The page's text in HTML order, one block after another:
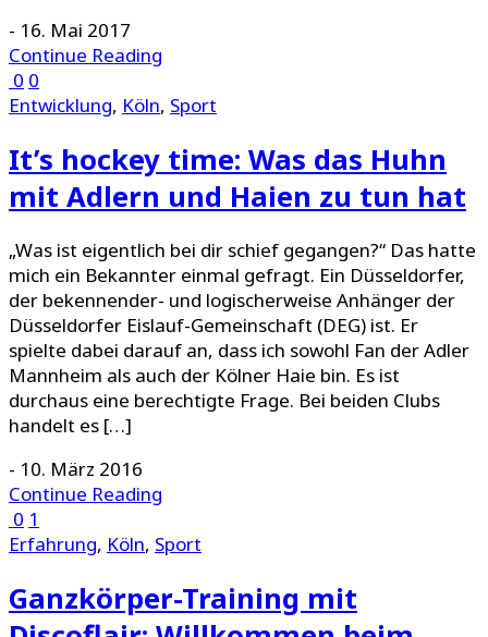
- 16. Mai 2017
Continue Reading
0 0
Entwicklung, Köln, Sport
It’s hockey time: Was das Huhn
mit Adlern und Haien zu tun hat
„Was ist eigentlich bei dir schief gegangen?“ Das hatte
mich ein Bekannter einmal gefragt. Ein Düsseldorfer,
der bekennender- und logischerweise Anhänger der
Düsseldorfer Eislauf-Gemeinschaft (DEG) ist. Er
spielte dabei darauf an, dass ich sowohl Fan der Adler
Mannheim als auch der Kölner Haie bin. Es ist
durchaus eine berechtigte Frage. Bei beiden Clubs
handelt es […]
- 10. März 2016
Continue Reading
0 1
Erfahrung, Köln, Sport
Ganzkörper-Training mit